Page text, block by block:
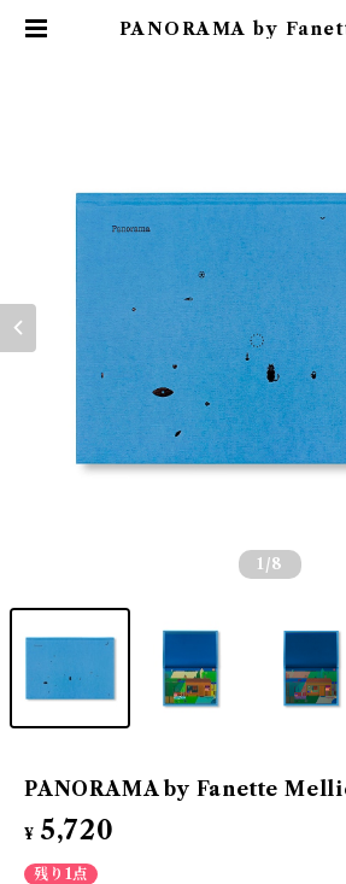
PANORAMA by
1 /8
PANORAMA by Fanette
¥ 5,720
残り1点